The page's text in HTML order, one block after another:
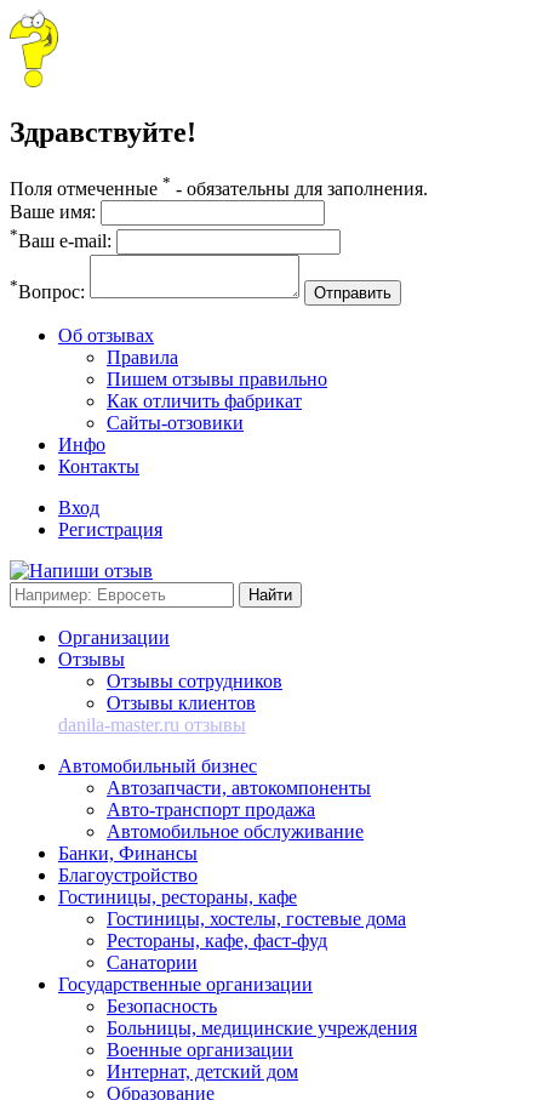
Здравствуйте!
Поля отмеченные * - обязательны для заполнения.
Ваше имя:
*Ваш e-mail:
*Вопрос: Отправить
Об отзывах
Правила
Пишем отзывы правильно
Как отличить фабрикат
Сайты-отзовики
Инфо
Контакты
Вход
Регистрация
Организации
Отзывы
Отзывы сотрудников
Отзывы клиентов
danila-master.ru отзывы
Автомобильный бизнес
Автозапчасти, автокомпоненты
Авто-транспорт продажа
Автомобильное обслуживание
Банки, Финансы
Благоустройство
Гостиницы, рестораны, кафе
Гостиницы, хостелы, гостевые дома
Рестораны, кафе, фаст-фуд
Санатории
Государственные организации
Безопасность
Больницы, медицинские учреждения
Военные организации
Интернат, детский дом
Образование